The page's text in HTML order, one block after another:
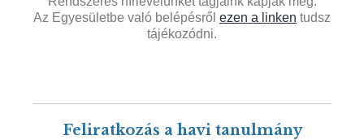
Az Egyesületbe való belépésről ezen a linken tudsz
tájékozódni.
Feliratkozás a havi tanulmány